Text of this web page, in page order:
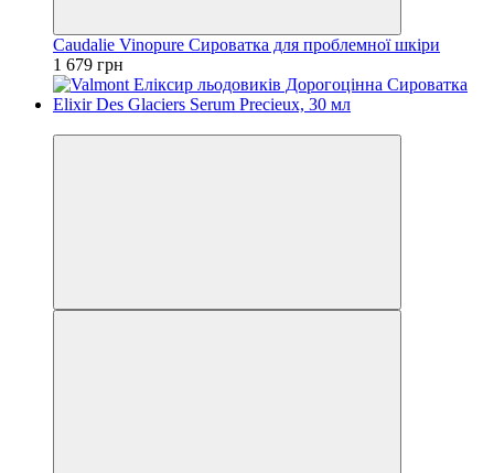
Caudalie Vinopure Сироватка для проблемної шкіри
1 679 грн